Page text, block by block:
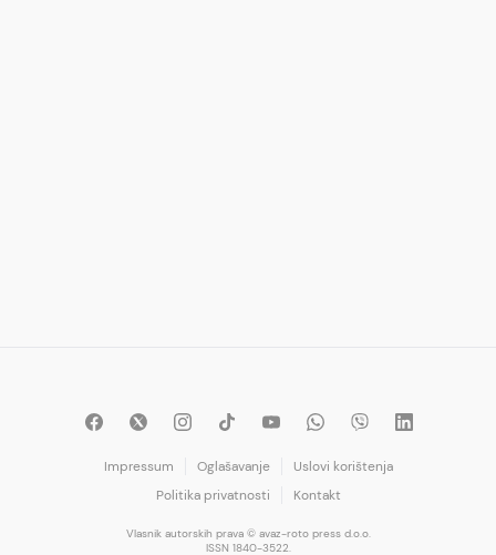
Impressum Oglašavanje
Uslovi korištenja
Politika privatnosti
Kontakt
Vlasnik autorskih prava © avaz-roto press d.o.o.
ISSN 1840-3522.